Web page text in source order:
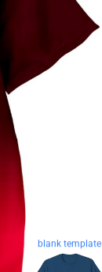
blank template